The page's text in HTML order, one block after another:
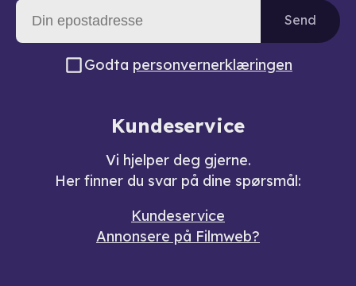
Send
Godta personvernerklæringen
Kundeservice
Vi hjelper deg gjerne.
Her finner du svar på dine spørsmål:
Kundeservice
Annonsere på Filmweb?